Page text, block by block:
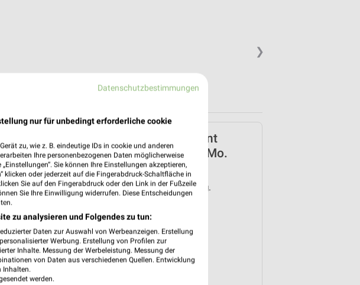
❯
❯
Netto Marken-Discount
Prospekt für Calw ab Mo.
den 03.08.
Gültig von 03. Aug. bis 08. Aug.
PROSPEKT BLÄTTERN
Datenschutzbestimmungen
nur für unbedingt erforderliche cookie
zu, wie z. B. eindeutige IDs in cookie und anderen
Ihre personenbezogenen Daten möglicherweise
Sie können Ihre Einstellungen akzeptieren,
klicken oder jederzeit auf die Fingerabdruck-Schaltfläche in
Sie auf den Fingerabdruck oder den Link in der Fußzeile
Sie Ihre Einwilligung widerrufen. Diese Entscheidungen
zu analysieren und Folgendes zu tun:
Daten zur Auswahl von Werbeanzeigen. Erstellung
Werbung. Erstellung von Profilen zur
Inhalte. Messung der Werbeleistung. Messung der
von Daten aus verschiedenen Quellen. Entwicklung
Inhalten.
werden.